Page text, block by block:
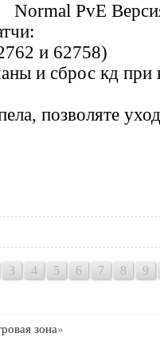
Normal PvE
и 62758)
и сброс кд при
позволяте
3 4 5 6 7 8 9
зона»